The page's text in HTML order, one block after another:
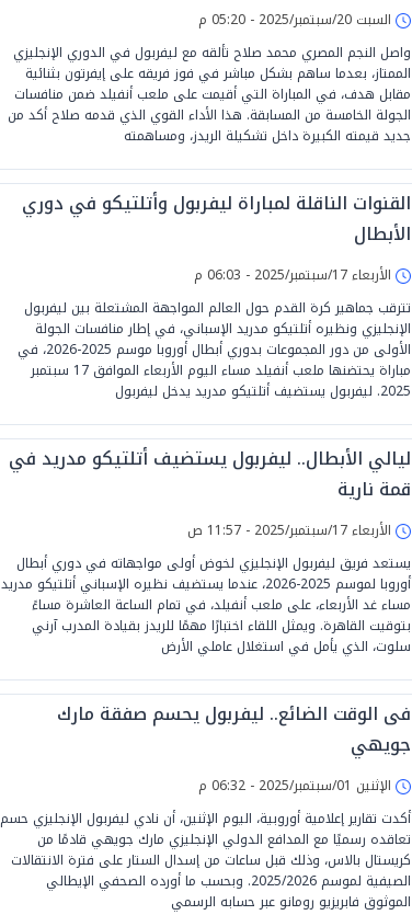
السبت 20/سبتمبر/2025 - 05:20 م
واصل النجم المصري محمد صلاح تألقه مع ليفربول في الدوري الإنجليزي
الممتاز، بعدما ساهم بشكل مباشر في فوز فريقه على إيفرتون بثنائية
مقابل هدف، في المباراة التي أقيمت على ملعب أنفيلد ضمن منافسات
الجولة الخامسة من المسابقة. هذا الأداء القوي الذي قدمه صلاح أكد من
جديد قيمته الكبيرة داخل تشكيلة الريدز، ومساهمته
القنوات الناقلة لمباراة ليفربول وأتلتيكو في دوري
الأبطال
الأربعاء 17/سبتمبر/2025 - 06:03 م
تترقب جماهير كرة القدم حول العالم المواجهة المشتعلة بين ليفربول
الإنجليزي ونظيره أتلتيكو مدريد الإسباني، في إطار منافسات الجولة
الأولى من دور المجموعات بدوري أبطال أوروبا موسم 2025-2026، في
مباراة يحتضنها ملعب أنفيلد مساء اليوم الأربعاء الموافق 17 سبتمبر
2025. ليفربول يستضيف أتلتيكو مدريد يدخل ليفربول
ليالي الأبطال.. ليفربول يستضيف أتلتيكو مدريد في
قمة نارية
الأربعاء 17/سبتمبر/2025 - 11:57 ص
يستعد فريق ليفربول الإنجليزي لخوض أولى مواجهاته في دوري أبطال
أوروبا لموسم 2025-2026، عندما يستضيف نظيره الإسباني أتلتيكو مدريد
مساء غد الأربعاء، على ملعب أنفيلد، في تمام الساعة العاشرة مساءً
بتوقيت القاهرة. ويمثل اللقاء اختبارًا مهمًا للريدز بقيادة المدرب آرني
سلوت، الذي يأمل في استغلال عاملي الأرض
فى الوقت الضائع.. ليفربول يحسم صفقة مارك
جويهي
الإثنين 01/سبتمبر/2025 - 06:32 م
أكدت تقارير إعلامية أوروبية، اليوم الإثنين، أن نادي ليفربول الإنجليزي حسم
تعاقده رسميًا مع المدافع الدولي الإنجليزي مارك جويهي قادمًا من
كريستال بالاس، وذلك قبل ساعات من إسدال الستار على فترة الانتقالات
الصيفية لموسم 2025/2026. وبحسب ما أورده الصحفي الإيطالي
الموثوق فابريزيو رومانو عبر حسابه الرسمي